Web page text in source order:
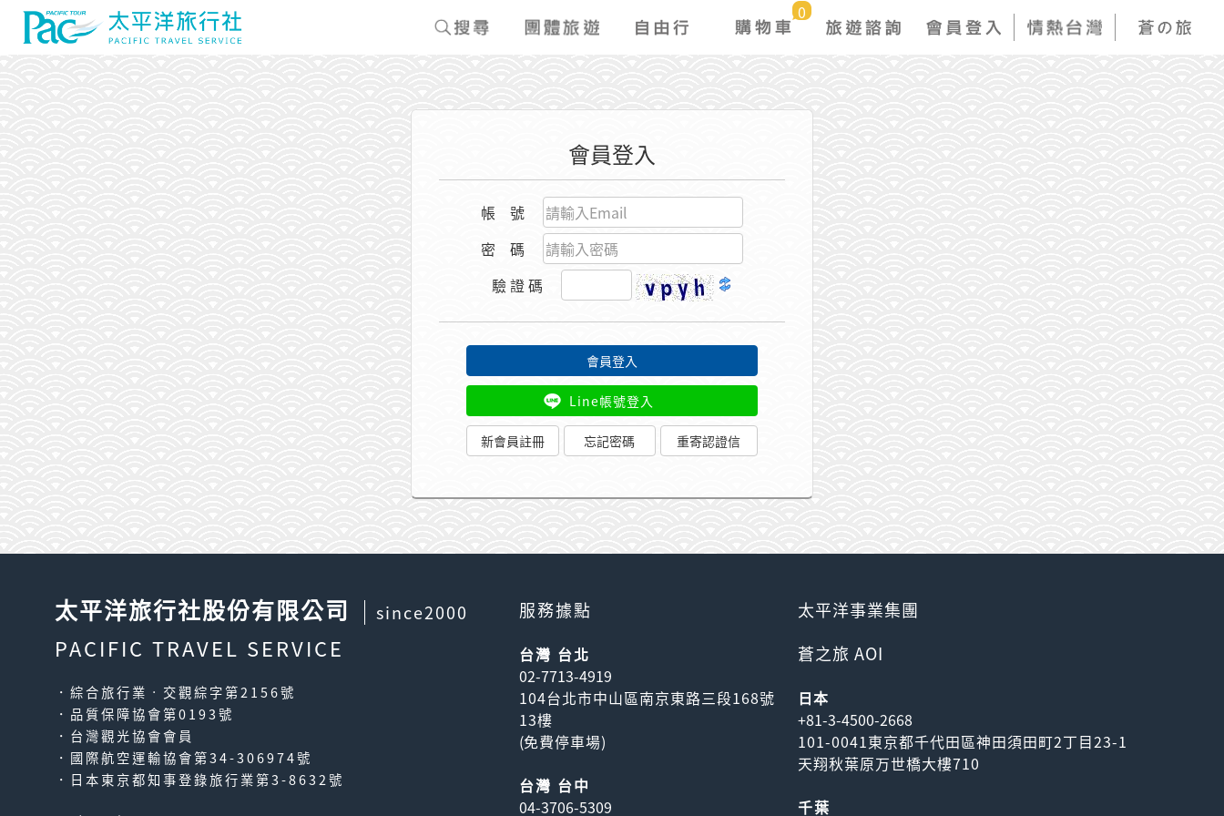
0
會員登入
帳 號
密 碼
驗 證 碼
太平洋旅行社股份有限公司 since2000
PACIFIC TRAVEL SERVICE
．綜合旅行業‧交觀綜字第2156號
．品質保障協會第0193號
．台灣觀光協會會員
．國際航空運輸協會第34-306974號
．日本東京都知事登錄旅行業第3-8632號
服務據點
台灣 台北
02-7713-4919
104台北市中山區南京東路三段168號
13樓
(免費停車場)
台灣 台中
04-3706-5309
太平洋事業集團
蒼之旅 AOI
日本
+81-3-4500-2668
101-0041東京都千代田區神田須田町2丁目23-1
天翔秋葉原万世橋大樓710
千葉